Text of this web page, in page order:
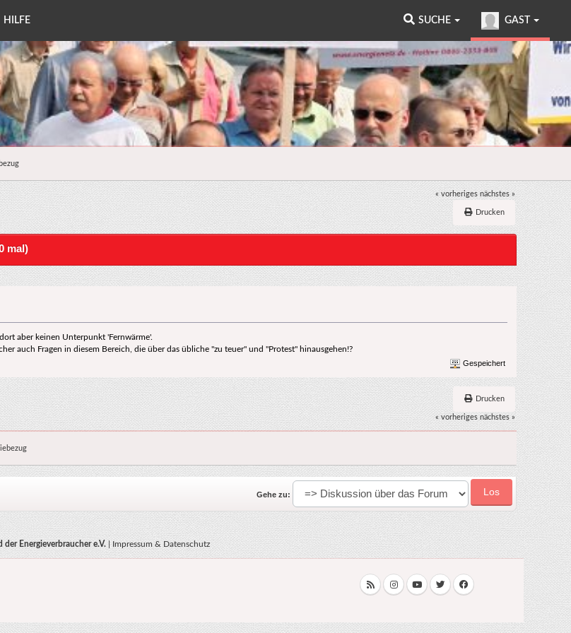
HILFE GAST
SUCHE
« vorheriges nächstes »
Drucken
mal)
aber keinen Unterpunkt 'Fernwärme'.
auch Fragen in diesem Bereich, die über das übliche "zu teuer" und "Protest" hinausgehen!?
Gespeichert
Drucken
« vorheriges nächstes »
Gehe zu:
der Energieverbraucher e.V. Impressum & Datenschutz